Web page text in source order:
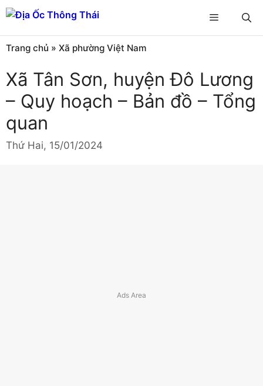
Chuyển
đến
nội
dung
Menu
Trang chủ » Xã phường Việt Nam
Xã Tân Sơn, huyện Đô Lương
– Quy hoạch – Bản đồ – Tổng
quan
Thứ Hai, 15/01/2024